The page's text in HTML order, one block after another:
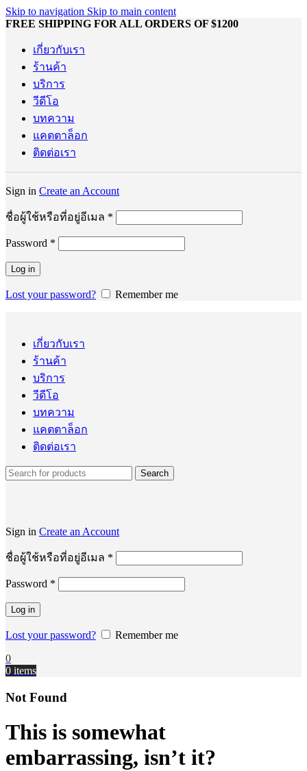
Skip to navigation Skip to main content
FREE SHIPPING FOR ALL ORDERS OF $1200
เกี่ยวกับเรา
ร้านค้า
บริการ
วีดีโอ
บทความ
แคตตาล็อก
ติดต่อเรา
Sign in Create an Account
ชื่อผู้ใช้หรือที่อยู่อีเมล *
Password *
Log in
Lost your password? Remember me
เกี่ยวกับเรา
ร้านค้า
บริการ
วีดีโอ
บทความ
แคตตาล็อก
ติดต่อเรา
Search
Sign in Create an Account
ชื่อผู้ใช้หรือที่อยู่อีเมล *
Password *
Log in
Lost your password?
Remember me
0
0 items
Not Found
This is somewhat
embarrassing, isn’t it?